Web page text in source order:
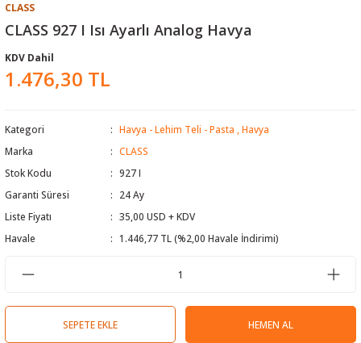
Cihazı
Kameralar
Ölçerler
Cihazları
CLASS
CLASS 927 I Isı Ayarlı Analog Havya
KDV Dahil
1.476,30 TL
Kategori Havya - Lehim Teli - Pasta
Havya
Marka
CLASS
Stok Kodu
927 I
Garanti Süresi
24 Ay
Liste Fiyatı
35,00 USD + KDV
Havale
1.446,77 TL (%2,00 Havale İndirimi)
SEPETE EKLE HEMEN AL